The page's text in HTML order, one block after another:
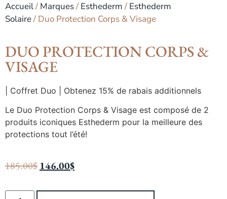
Accueil/ Marques/ Esthederm/ Esthederm
Solaire/ Duo Protection Corps & Visage
DUO PROTECTION CORPS &
VISAGE
| Coffret Duo | Obtenez 15% de rabais additionnels
Le Duo Protection Corps & Visage est composé de 2
produits iconiques Esthederm pour la meilleure des
protections tout l’été!
185.00$ 146.00$